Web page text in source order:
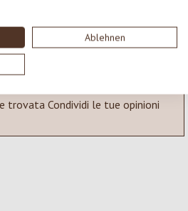
Ablehnen
solo nella lingua corrente.
trovata Condividi le tue opinioni